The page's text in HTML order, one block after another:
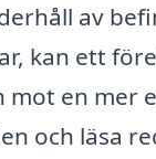
av
kan ett
en mer
och läsa